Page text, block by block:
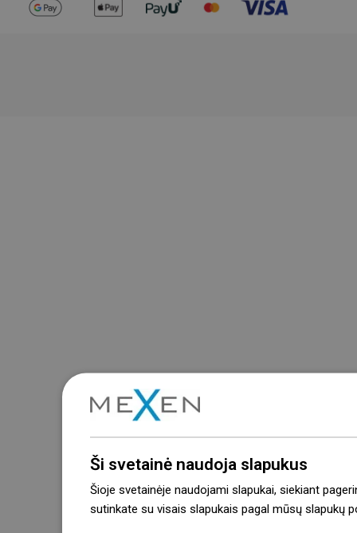
Ši svetainė naudoja slapukus
Šioje svetainėje naudojami slapukai, siekiant
sutinkate su visais slapukais pagal mūsų slapukų